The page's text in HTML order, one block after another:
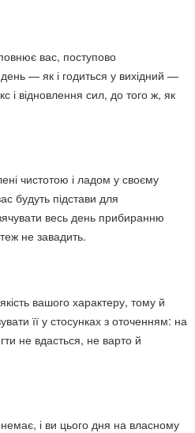
вас, поступово
— як і годиться у вихідний —
і відновлення сил, до того ж, як
чистотою і ладом у своєму
будуть підстави для
весь день прибиранню
не завадить.
вашого характеру, тому й
її у стосунках з оточенням: на
не вдасться, не варто й
і ви цього дня на власному